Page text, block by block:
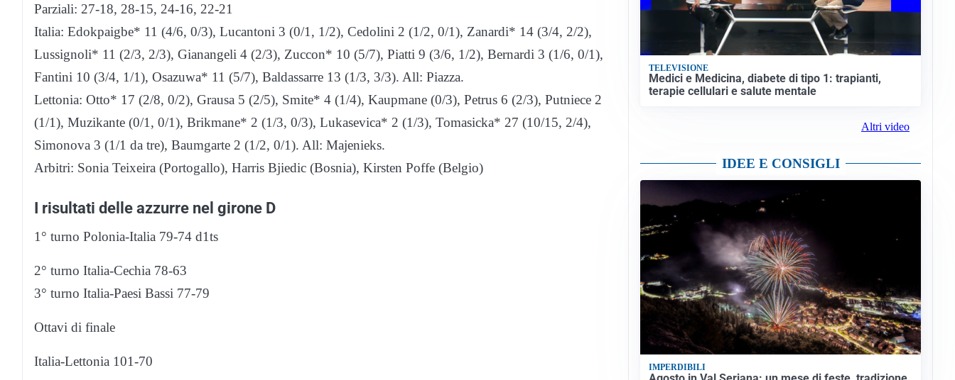
Parziali: 27-18, 28-15, 24-16, 22-21
Italia: Edokpaigbe* 11 (4/6, 0/3), Lucantoni 3 (0/1, 1/2), Cedolini 2 (1/2, 0/1), Zanardi* 14 (3/4, 2/2),
Lussignoli* 11 (2/3, 2/3), Gianangeli 4 (2/3), Zuccon* 10 (5/7), Piatti 9 (3/6, 1/2), Bernardi 3 (1/6, 0/1),
Fantini 10 (3/4, 1/1), Osazuwa* 11 (5/7), Baldassarre 13 (1/3, 3/3). All: Piazza.
Lettonia: Otto* 17 (2/8, 0/2), Grausa 5 (2/5), Smite* 4 (1/4), Kaupmane (0/3), Petrus 6 (2/3), Putniece 2
(1/1), Muzikante (0/1, 0/1), Brikmane* 2 (1/3, 0/3), Lukasevica* 2 (1/3), Tomasicka* 27 (10/15, 2/4),
Simonova 3 (1/1 da tre), Baumgarte 2 (1/2, 0/1). All: Majenieks.
Arbitri: Sonia Teixeira (Portogallo), Harris Bjiedic (Bosnia), Kirsten Poffe (Belgio)
I risultati delle azzurre nel girone D
1° turno Polonia-Italia 79-74 d1ts
2° turno Italia-Cechia 78-63
3° turno Italia-Paesi Bassi 77-79
Ottavi di finale
Italia-Lettonia 101-70
TELEVISIONE
Medici e Medicina, diabete di tipo 1: trapianti,
terapie cellulari e salute mentale
Altri video
IDEE E CONSIGLI
IMPERDIBILI